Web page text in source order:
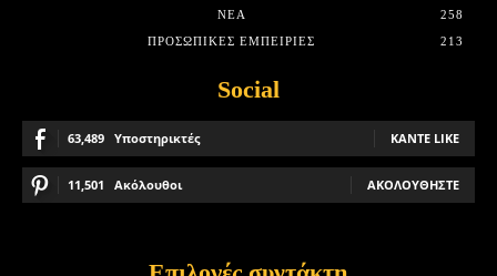
ΝΈΑ
258
ΠΡΟΣΩΠΙΚΈΣ ΕΜΠΕΙΡΊΕΣ
213
Social
63,489 Υποστηρικτές ΚΆΝΤΕ LIKE
11,501 Ακόλουθοι ΑΚΟΛΟΥΘΉΣΤΕ